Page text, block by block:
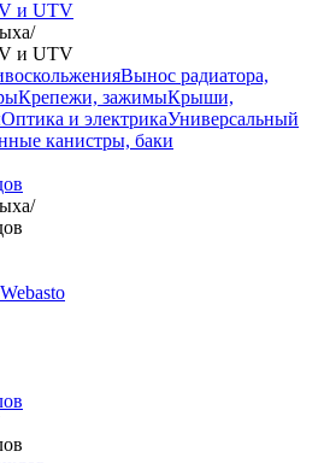
и UTV
/
и UTV
Вынос радиатора,
Крепежи, зажимыКрыши,
Оптика и электрикаУниверсальный
канистры, баки
/